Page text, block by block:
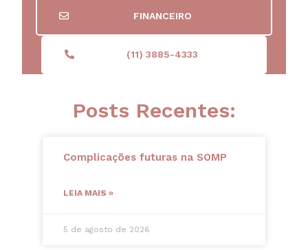
FINANCEIRO
(11) 3885-4333
Posts Recentes:
Complicações futuras na SOMP
LEIA MAIS »
5 de agosto de 2026